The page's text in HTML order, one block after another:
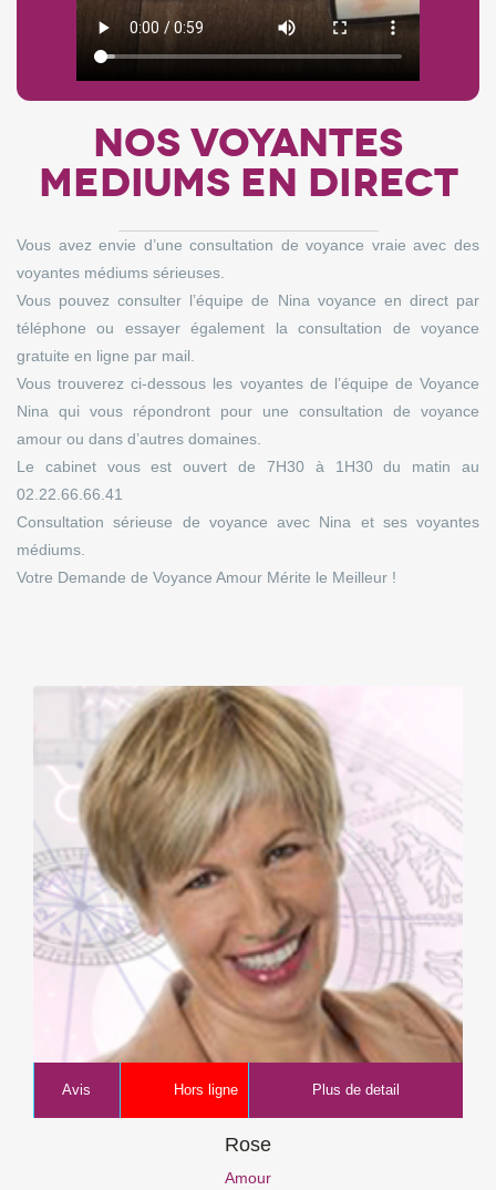
NOS VOYANTES
MEDIUMS EN DIRECT
Vous avez envie d’une consultation de voyance vraie avec des
voyantes médiums sérieuses.
Vous pouvez consulter l’équipe de Nina voyance en direct par
téléphone ou essayer également la consultation de voyance
gratuite en ligne par mail.
Vous trouverez ci-dessous les voyantes de l’équipe de Voyance
Nina qui vous répondront pour une consultation de voyance
amour ou dans d’autres domaines.
Le cabinet vous est ouvert de 7H30 à 1H30 du matin au
02.22.66.66.41
Consultation sérieuse de voyance avec Nina et ses voyantes
médiums.
Votre Demande de Voyance Amour Mérite le Meilleur !
Avis Hors ligne Plus de detail
Rose
Amour